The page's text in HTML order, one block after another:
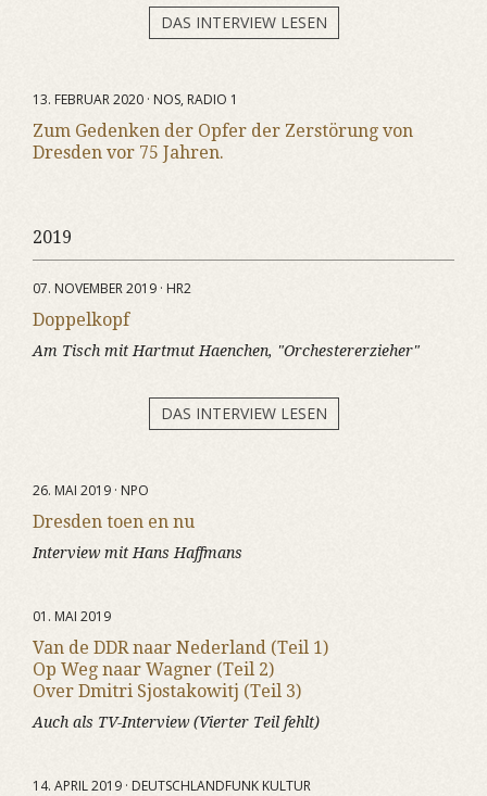
DAS INTERVIEW LESEN
13. FEBRUAR 2020 · NOS, RADIO 1
Zum Gedenken der Opfer der Zerstörung von
Dresden vor 75 Jahren.
2019
07. NOVEMBER 2019 · HR2
Doppelkopf
Am Tisch mit Hartmut Haenchen, "Orchestererzieher"
DAS INTERVIEW LESEN
26. MAI 2019 · NPO
Dresden toen en nu
Interview mit Hans Haffmans
01. MAI 2019
Van de DDR naar Nederland (Teil 1)
Op Weg naar Wagner (Teil 2)
Over Dmitri Sjostakowitj (Teil 3)
Auch als TV-Interview (Vierter Teil fehlt)
14. APRIL 2019 · DEUTSCHLANDFUNK KULTUR